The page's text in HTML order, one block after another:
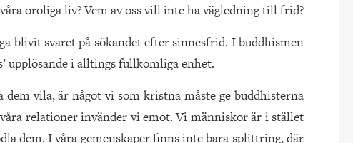
oroliga liv? Vem av oss vill inte ha vägledning till frid?
blivit svaret på sökandet efter sinnesfrid. I buddhismen
upplösande i alltings fullkomliga enhet.
vila, är något vi som kristna måste ge buddhisterna
relationer invänder vi emot. Vi människor är i stället
dem. I våra gemenskaper finns inte bara splittring, där